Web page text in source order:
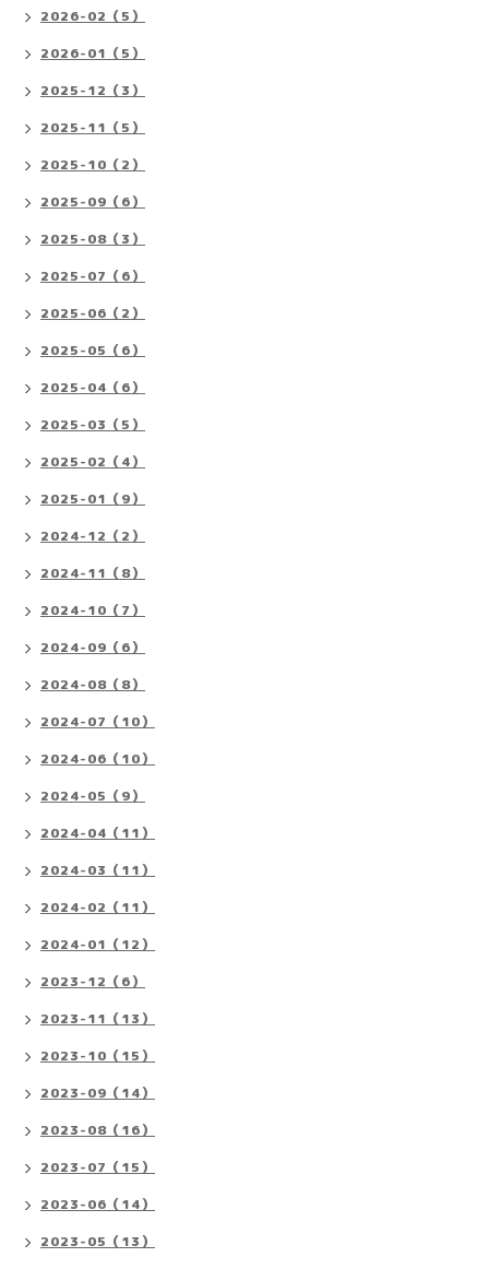
2026-02（5）
2026-01（5）
2025-12（3）
2025-11（5）
2025-10（2）
2025-09（6）
2025-08（3）
2025-07（6）
2025-06（2）
2025-05（6）
2025-04（6）
2025-03（5）
2025-02（4）
2025-01（9）
2024-12（2）
2024-11（8）
2024-10（7）
2024-09（6）
2024-08（8）
2024-07（10）
2024-06（10）
2024-05（9）
2024-04（11）
2024-03（11）
2024-02（11）
2024-01（12）
2023-12（6）
2023-11（13）
2023-10（15）
2023-09（14）
2023-08（16）
2023-07（15）
2023-06（14）
2023-05（13）